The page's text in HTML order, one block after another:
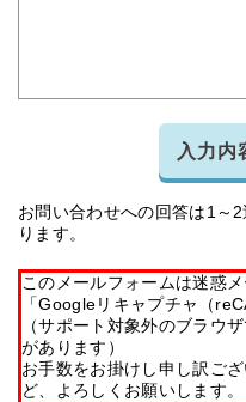
入力内
お問い合わせへの回答は1～
ります。
このメールフォームは迷惑
「Googleリキャプチャ（
（サポート対象外のブラウ
があります）
お手数をお掛けし申し訳ご
ど、よろしくお願いします。